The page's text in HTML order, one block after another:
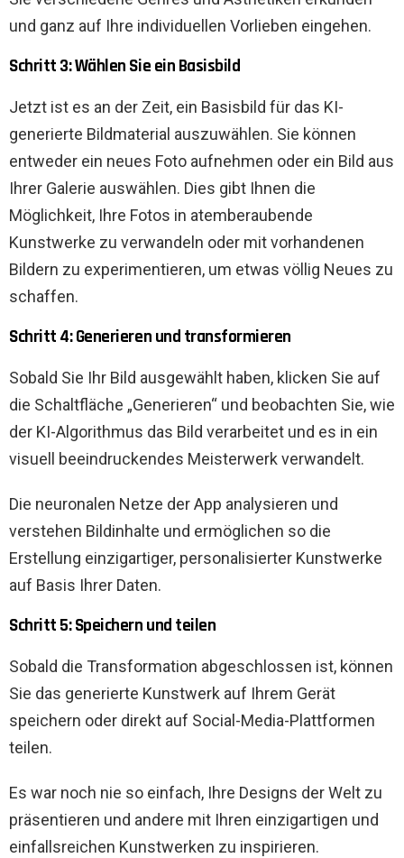
und ganz auf Ihre individuellen Vorlieben eingehen.
Schritt 3: Wählen Sie ein Basisbild
Jetzt ist es an der Zeit, ein Basisbild für das KI-
generierte Bildmaterial auszuwählen. Sie können
entweder ein neues Foto aufnehmen oder ein Bild aus
Ihrer Galerie auswählen. Dies gibt Ihnen die
Möglichkeit, Ihre Fotos in atemberaubende
Kunstwerke zu verwandeln oder mit vorhandenen
Bildern zu experimentieren, um etwas völlig Neues zu
schaffen.
Schritt 4: Generieren und transformieren
Sobald Sie Ihr Bild ausgewählt haben, klicken Sie auf
die Schaltfläche „Generieren“ und beobachten Sie, wie
der KI-Algorithmus das Bild verarbeitet und es in ein
visuell beeindruckendes Meisterwerk verwandelt.
Die neuronalen Netze der App analysieren und
verstehen Bildinhalte und ermöglichen so die
Erstellung einzigartiger, personalisierter Kunstwerke
auf Basis Ihrer Daten.
Schritt 5: Speichern und teilen
Sobald die Transformation abgeschlossen ist, können
Sie das generierte Kunstwerk auf Ihrem Gerät
speichern oder direkt auf Social-Media-Plattformen
teilen.
Es war noch nie so einfach, Ihre Designs der Welt zu
präsentieren und andere mit Ihren einzigartigen und
einfallsreichen Kunstwerken zu inspirieren.